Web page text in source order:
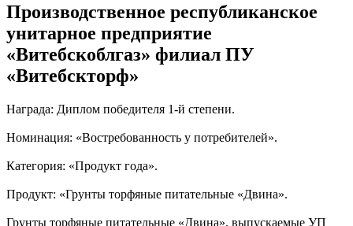
Производственное республиканское
унитарное предприятие
«Витебскоблгаз» филиал ПУ
«Витебскторф»
Награда: Диплом победителя 1-й степени.
Номинация: «Востребованность у потребителей».
Категория: «Продукт года».
Продукт: «Грунты торфяные питательные «Двина».
Грунты торфяные питательные «Двина», выпускаемые УП